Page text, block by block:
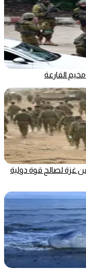
الفارعة
غزة لصالح قوة دولية